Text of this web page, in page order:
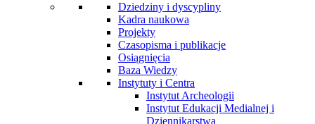
Dziedziny i dyscypliny
Kadra naukowa
Projekty
Czasopisma i publikacje
Osiągnięcia
Baza Wiedzy
Instytuty i Centra
Instytut Archeologii
Instytut Edukacji Medialnej i
Dziennikarstwa